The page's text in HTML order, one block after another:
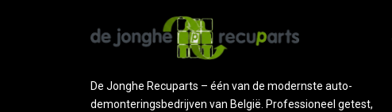
De Jonghe Recuparts – één van de modernste auto-
demonteringsbedrijven van België. Professioneel getest,